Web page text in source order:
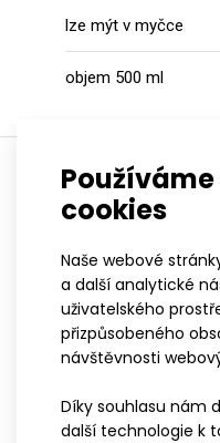
cookies
Naše webové
a další analytické
uživatelského
přizpůsobeného
návštěvnosti
Díky souhlasu nám
další technologie k
lze mýt v myčce
objem 500 ml